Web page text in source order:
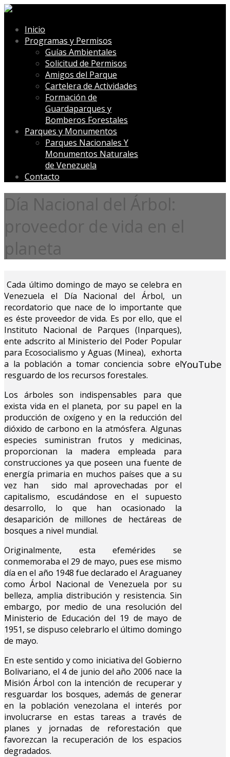
Inicio
Programas y Permisos
Guías Ambientales
Solicitud de Permisos
Amigos del Parque
Cartelera de Actividades
Formación de
Guardaparques y
Bomberos Forestales
Parques y Monumentos
Parques Nacionales Y
Monumentos Naturales
de Venezuela
Contacto
Día Nacional del Árbol:
proveedor de vida en el
planeta
Cada último domingo de mayo se celebra en
Venezuela el Día Nacional del Árbol, un
recordatorio que nace de lo importante que
es éste proveedor de vida. Es por ello, que el
Instituto Nacional de Parques (Inparques),
ente adscrito al Ministerio del Poder Popular
para Ecosocialismo y Aguas (Minea), exhorta
a la población a tomar conciencia sobre el
resguardo de los recursos forestales.
Los árboles son indispensables para que
exista vida en el planeta, por su papel en la
producción de oxígeno y en la reducción del
dióxido de carbono en la atmósfera. Algunas
especies suministran frutos y medicinas,
proporcionan la madera empleada para
construcciones ya que poseen una fuente de
energía primaria en muchos países que a su
vez han sido mal aprovechadas por el
capitalismo, escudándose en el supuesto
desarrollo, lo que han ocasionado la
desaparición de millones de hectáreas de
bosques a nivel mundial.
Originalmente, esta efemérides se
conmemoraba el 29 de mayo, pues ese mismo
día en el año 1948 fue declarado el Araguaney
como Árbol Nacional de Venezuela por su
belleza, amplia distribución y resistencia. Sin
embargo, por medio de una resolución del
Ministerio de Educación del 19 de mayo de
1951, se dispuso celebrarlo el último domingo
de mayo.
En este sentido y como iniciativa del Gobierno
Bolivariano, el 4 de junio del año 2006 nace la
Misión Árbol con la intención de recuperar y
resguardar los bosques, además de generar
en la población venezolana el interés por
involucrarse en estas tareas a través de
planes y jornadas de reforestación que
favorezcan la recuperación de los espacios
degradados.
YouTube